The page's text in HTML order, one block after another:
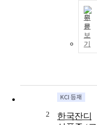
원
문
보
기
2
한국잔디